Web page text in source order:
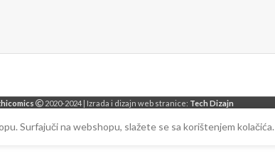
2020-2024 | Izrada i dizajn web stranice: Tech Dizajn
Surfajuči na webshopu, slažete se sa korištenjem kolačića.